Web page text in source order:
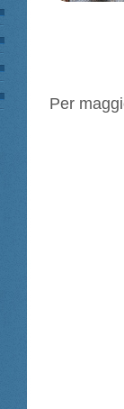
Per